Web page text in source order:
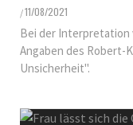
/11/08/2021
Bei der Interpretation
Angaben des Robert-
Unsicherheit".